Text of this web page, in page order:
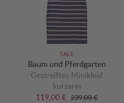
SALE
Baum und Pferdgarten
Gestreiftes Minikleid
kurzarm
119,00 € 239,00 €